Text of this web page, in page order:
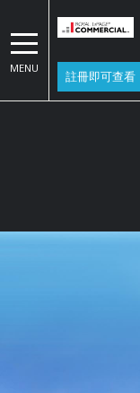
MENU
註冊即可查看